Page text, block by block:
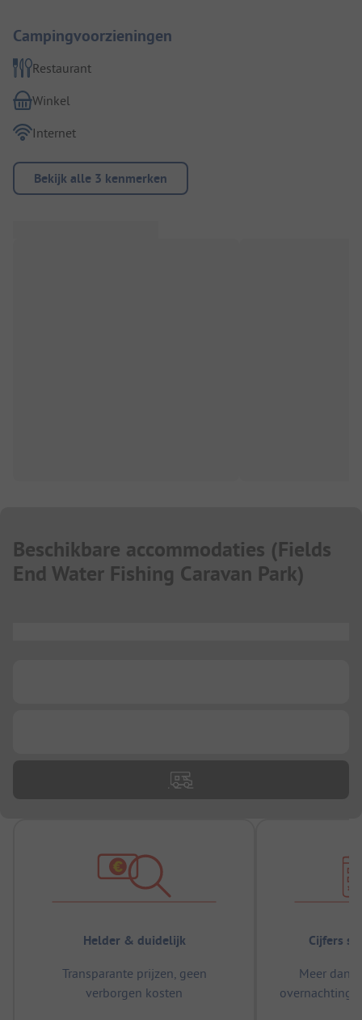
Campingvoorzieningen
Restaurant
Winkel
Internet
Bekijk alle 3 kenmerken
Beschikbare accommodaties (Fields
End Water Fishing Caravan Park)
Helder & duidelijk
Transparante prijzen, geen
verborgen kosten
Cijfers
Meer dan